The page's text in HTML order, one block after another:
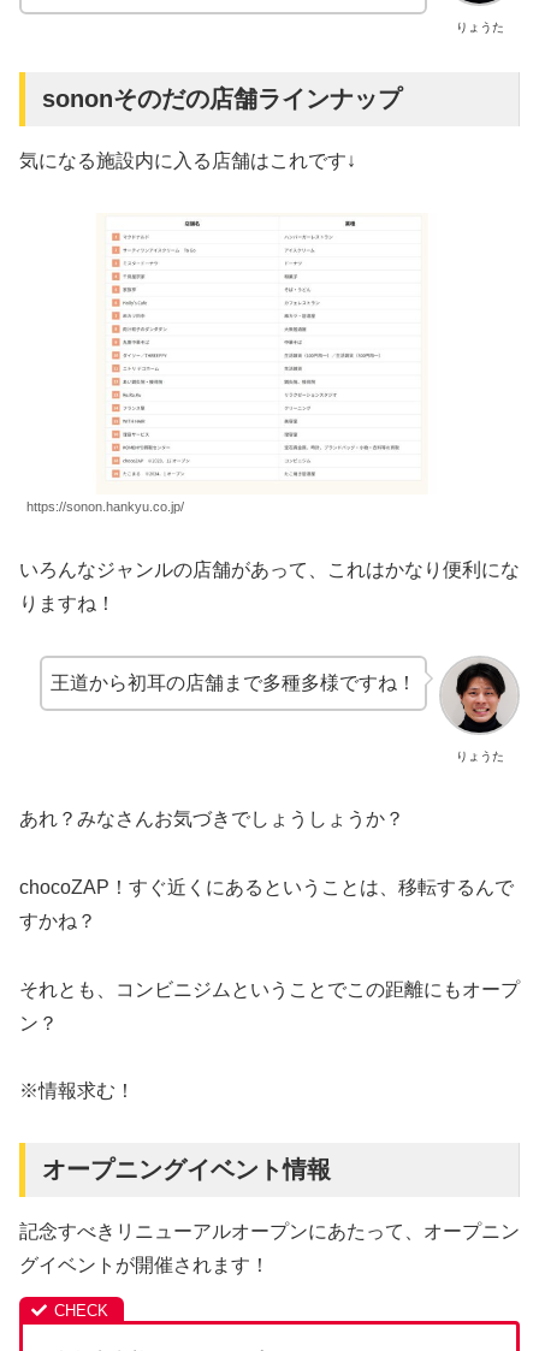
りょうた
sononそのだの店舗ラインナップ
気になる施設内に入る店舗はこれです↓
https://sonon.hankyu.co.jp/
いろんなジャンルの店舗があって、これはかなり便利にな
りますね！
りょうた
王道から初耳の店舗まで多種多様ですね！
あれ？みなさんお気づきでしょうしょうか？
chocoZAP！すぐ近くにあるということは、移転するんで
すかね？
それとも、コンビニジムということでこの距離にもオープ
ン？
※情報求む！
オープニングイベント情報
記念すべきリニューアルオープンにあたって、オープニン
グイベントが開催されます！